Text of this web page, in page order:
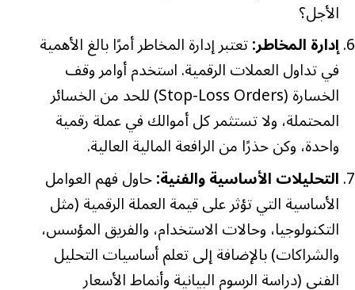
الأجل؟
إدارة المخاطر:تعتبر إدارة المخاطر أمرًا بالغ الأهمية
في تداول العملات الرقمية. استخدم أوامر وقف
الخسارة (Stop-Loss Orders) للحد من الخسائر
المحتملة، ولا تستثمر كل أموالك في عملة رقمية
واحدة، وكن حذرًا من الرافعة المالية العالية.
التحليلات الأساسية والفنية:حاول فهم العوامل
الأساسية التي تؤثر على قيمة العملة الرقمية (مثل
التكنولوجيا، وحالات الاستخدام، والفريق المؤسس،
والشراكات) بالإضافة إلى تعلم أساسيات التحليل
الفني (دراسة الرسوم البيانية وأنماط الأسعار